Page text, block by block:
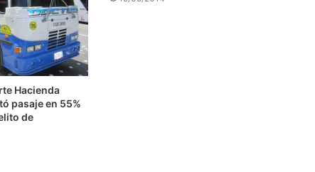
Hacienda
pasaje en 55%
de